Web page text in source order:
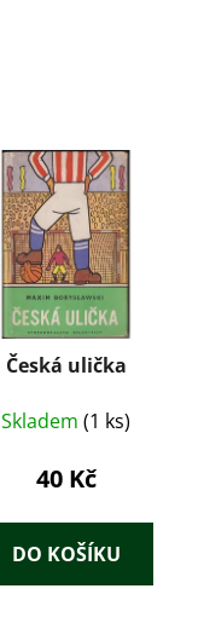
Česká ulička
Skladem (1 ks)
40 Kč
DO KOŠÍKU